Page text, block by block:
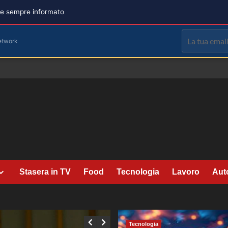
Stasera in TV Food Tecnologia Lavoro
Tecnologia
sempre informato